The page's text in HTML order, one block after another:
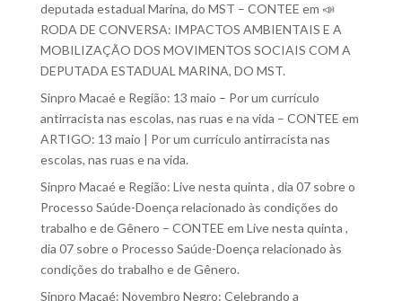
deputada estadual Marina, do MST – CONTEE em 📣
RODA DE CONVERSA: IMPACTOS AMBIENTAIS E A
MOBILIZAÇÃO DOS MOVIMENTOS SOCIAIS COM A
DEPUTADA ESTADUAL MARINA, DO MST.
Sinpro Macaé e Região: 13 maio – Por um currículo
antirracista nas escolas, nas ruas e na vida – CONTEE em
ARTIGO: 13 maio | Por um currículo antirracista nas
escolas, nas ruas e na vida.
Sinpro Macaé e Região: Live nesta quinta , dia 07 sobre o
Processo Saúde-Doença relacionado às condições do
trabalho e de Gênero – CONTEE em Live nesta quinta ,
dia 07 sobre o Processo Saúde-Doença relacionado às
condições do trabalho e de Gênero.
Sinpro Macaé: Novembro Negro: Celebrando a